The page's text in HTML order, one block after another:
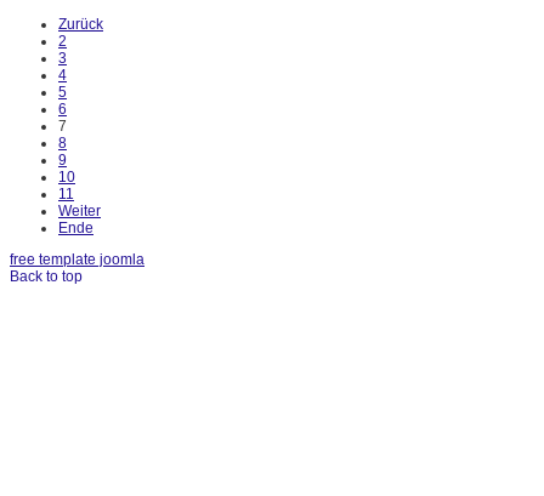
Zurück
2
3
4
5
6
7
8
9
10
11
Weiter
Ende
free template joomla
Back to top